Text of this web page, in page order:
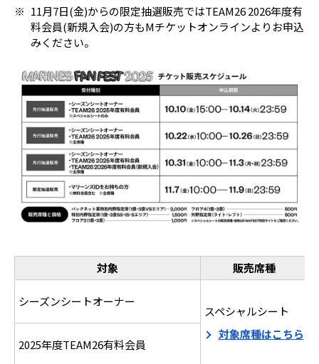
※ 11月7日(金)からの限定抽選販売ではTEAM26 2026年度有
料会員(新規入会)の方もMチケットオンラインよりお申込
みください。
対象 販売席種
シーズンシートオーナー
スペシャルシート
対象席種はこちら
2025年度TEAM26有料会員